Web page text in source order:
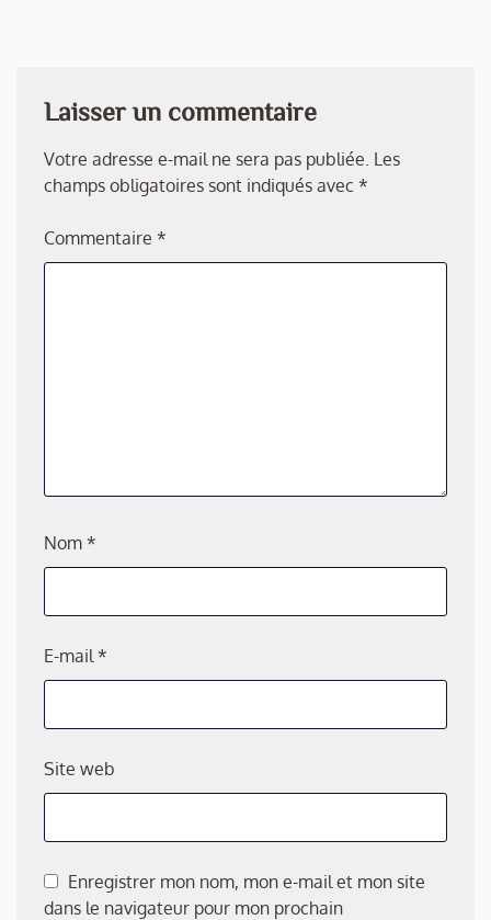
Laisser un commentaire
Votre adresse e-mail ne sera pas publiée. Les
champs obligatoires sont indiqués avec *
Commentaire *
Nom *
E-mail *
Site web
Enregistrer mon nom, mon e-mail et mon site
dans le navigateur pour mon prochain